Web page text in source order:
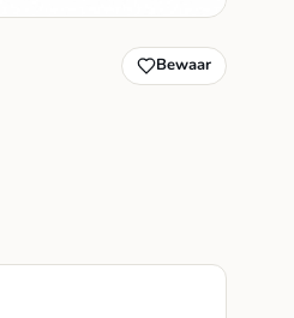
Bewaar